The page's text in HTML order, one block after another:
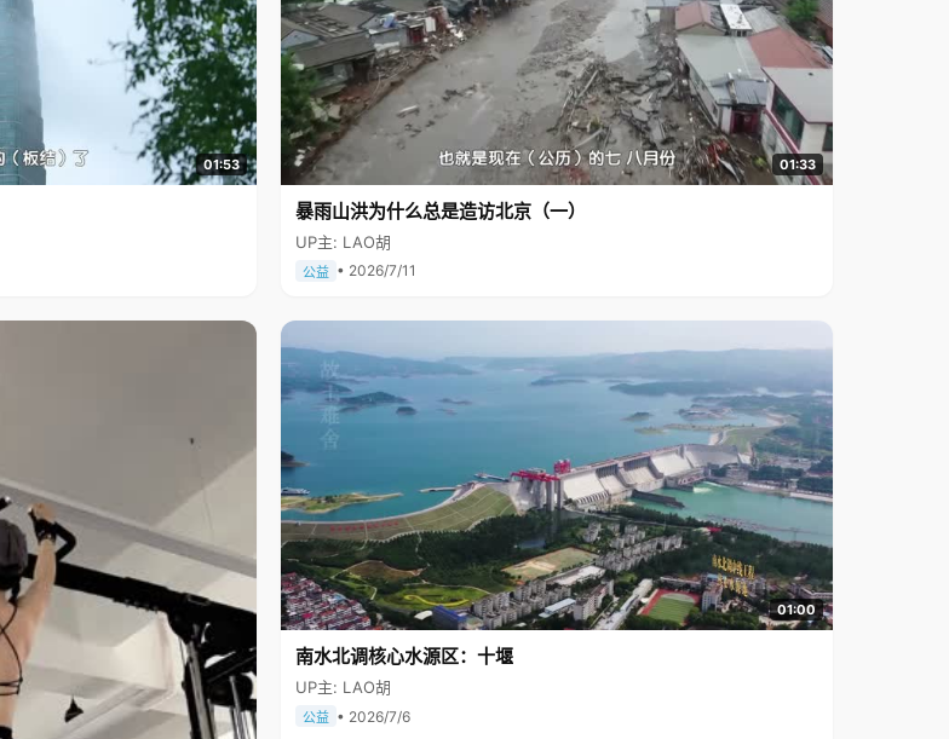
01:53 01:33
暴雨山洪为什么总是造访北京（一）
UP主: LAO胡
公益 • 2026/7/11
01:00
南水北调核心水源区：十堰
UP主: LAO胡
公益 • 2026/7/6